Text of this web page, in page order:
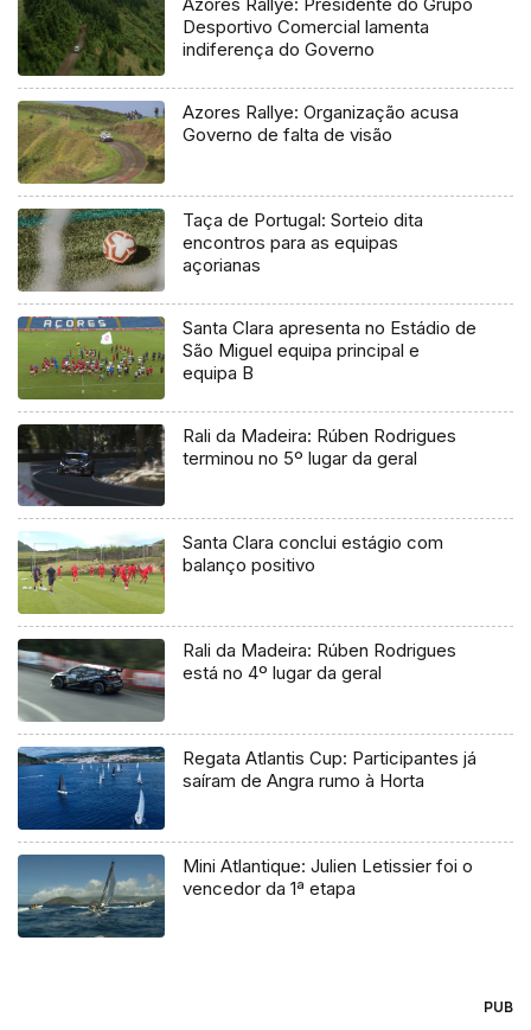
Desportivo Comercial lamenta
indiferença do Governo
Azores Rallye: Organização acusa
Governo de falta de visão
Taça de Portugal: Sorteio dita
encontros para as equipas
açorianas
Santa Clara apresenta no Estádio de
São Miguel equipa principal e
equipa B
Rali da Madeira: Rúben Rodrigues
terminou no 5º lugar da geral
Santa Clara conclui estágio com
balanço positivo
Rali da Madeira: Rúben Rodrigues
está no 4º lugar da geral
Regata Atlantis Cup: Participantes já
saíram de Angra rumo à Horta
Mini Atlantique: Julien Letissier foi o
vencedor da 1ª etapa
PUB